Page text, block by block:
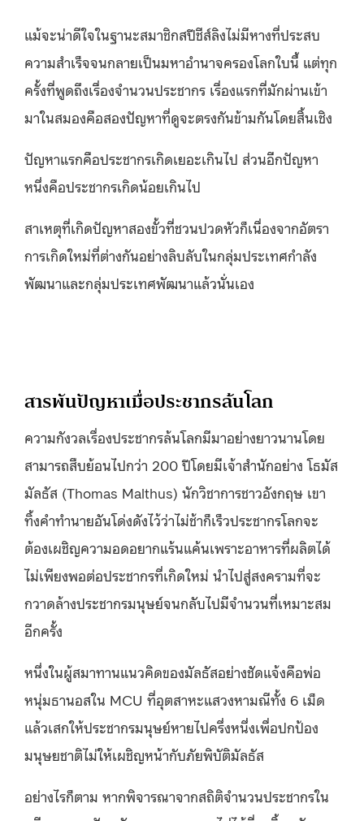
แม้จะน่าดีใจในฐานะสมาชิกสปีชีส์ลิงไม่มีหางที่ประสบ
ความสำเร็จจนกลายเป็นมหาอำนาจครองโลกใบนี้ แต่ทุก
ครั้งที่พูดถึงเรื่องจำนวนประชากร เรื่องแรกที่มักผ่านเข้า
มาในสมองคือสองปัญหาที่ดูจะตรงกันข้ามกันโดยสิ้นเชิง
ปัญหาแรกคือประชากรเกิดเยอะเกินไป ส่วนอีกปัญหา
หนึ่งคือประชากรเกิดน้อยเกินไป
สาเหตุที่เกิดปัญหาสองขั้วที่ชวนปวดหัวก็เนื่องจากอัตรา
การเกิดใหม่ที่ต่างกันอย่างลิบลับในกลุ่มประเทศกำลัง
พัฒนาและกลุ่มประเทศพัฒนาแล้วนั่นเอง
สารพันปัญหาเมื่อประชากรล้นโลก
ความกังวลเรื่องประชากรล้นโลกมีมาอย่างยาวนานโดย
สามารถสืบย้อนไปกว่า 200 ปีโดยมีเจ้าสำนักอย่าง โธมัส
มัลธัส (Thomas Malthus) นักวิชาการชาวอังกฤษ เขา
ทิ้งคำทำนายอันโด่งดังไว้ว่าไม่ช้าก็เร็วประชากรโลกจะ
ต้องเผชิญความอดอยากแร้นแค้นเพราะอาหารที่ผลิตได้
ไม่เพียงพอต่อประชากรที่เกิดใหม่ นำไปสู่สงครามที่จะ
กวาดล้างประชากรมนุษย์จนกลับไปมีจำนวนที่เหมาะสม
อีกครั้ง
หนึ่งในผู้สมาทานแนวคิดของมัลธัสอย่างชัดแจ้งคือพ่อ
หนุ่มธานอสใน MCU ที่อุตสาหะแสวงหามณีทั้ง 6 เม็ด
แล้วเสกให้ประชากรมนุษย์หายไปครึ่งหนึ่งเพื่อปกป้อง
มนุษยชาติไม่ให้เผชิญหน้ากับภัยพิบัติมัลธัส
อย่างไรก็ตาม หากพิจารณาจากสถิติจำนวนประชากรใน